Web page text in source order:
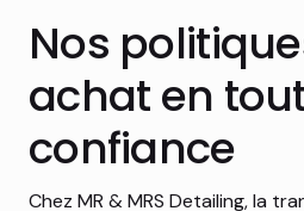
Nos
achat en
confiance
Chez MR & MRS Detailing, la